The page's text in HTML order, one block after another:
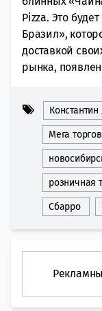
Pizza. Это
Бразил»,
доставкой
рынка,
Мега
розничная
Сбарро